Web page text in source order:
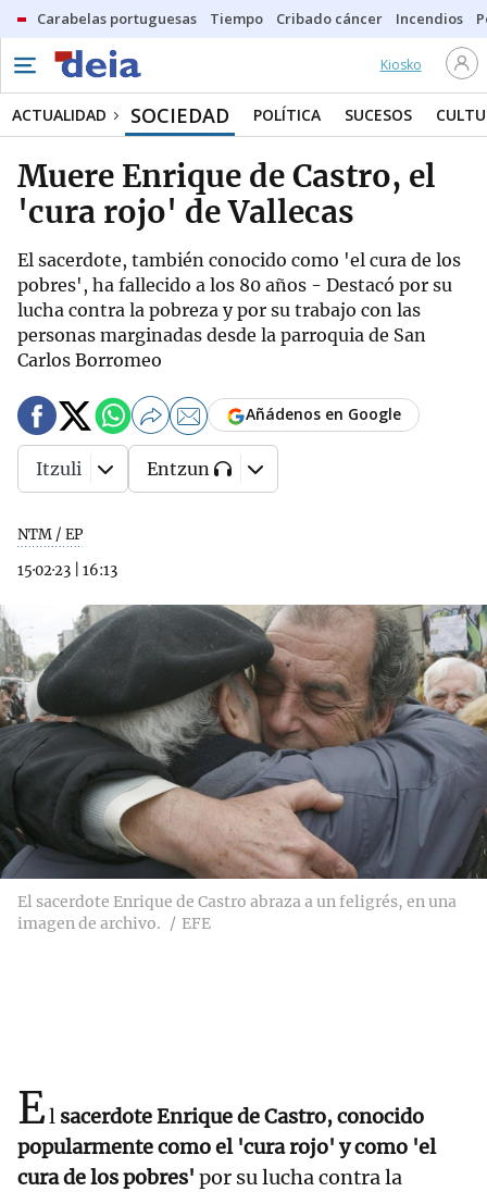
Carabelas portuguesas Tiempo Cribado cáncer Incendios
Kiosko
ACTUALIDAD SOCIEDAD POLÍTICA SUCESOS
Muere Enrique de Castro, el
'cura rojo' de Vallecas
El sacerdote, también conocido como 'el cura de los
pobres', ha fallecido a los 80 años - Destacó por su
lucha contra la pobreza y por su trabajo con las
personas marginadas desde la parroquia de San
Carlos Borromeo
NTM / EP
15·02·23
16:13
Añádenos en Google
Itzuli Entzun
El sacerdote Enrique de Castro abraza a un feligrés, en una
imagen de archivo.
EFE
El sacerdote Enrique de Castro, conocido
popularmente como el 'cura rojo' y como 'el
cura de los pobres' por su lucha contra la